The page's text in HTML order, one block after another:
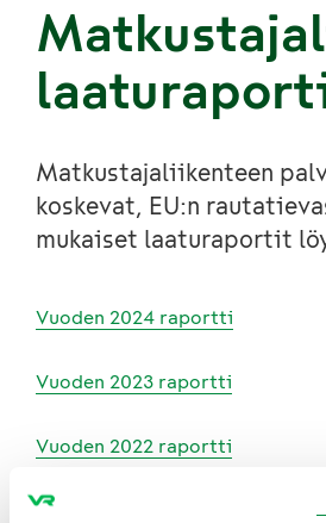
Matkustajaliikenteen
koskevat, EU:n
mukaiset laaturaportit
Vuoden 2024 raportti
Vuoden 2023 raportti
Vuoden 2022 raportti
Vuoden 2021 raportti